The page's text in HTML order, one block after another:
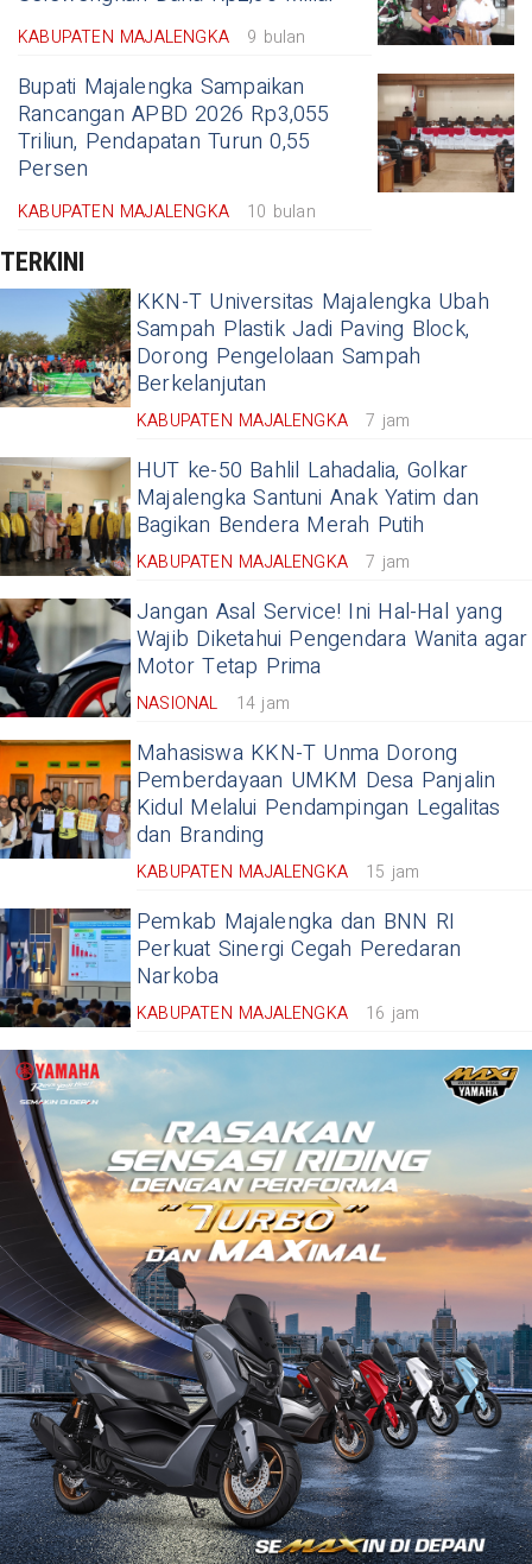
KABUPATEN MAJALENGKA 9 bulan
Bupati Majalengka Sampaikan
Rancangan APBD 2026 Rp3,055
Triliun, Pendapatan Turun 0,55
Persen
KABUPATEN MAJALENGKA 10 bulan
TERKINI
KKN-T Universitas Majalengka Ubah
Sampah Plastik Jadi Paving Block,
Dorong Pengelolaan Sampah
Berkelanjutan
KABUPATEN MAJALENGKA 7 jam
HUT ke-50 Bahlil Lahadalia, Golkar
Majalengka Santuni Anak Yatim dan
Bagikan Bendera Merah Putih
KABUPATEN MAJALENGKA 7 jam
Jangan Asal Service! Ini Hal-Hal yang
Wajib Diketahui Pengendara Wanita agar
Motor Tetap Prima
NASIONAL 14 jam
Mahasiswa KKN-T Unma Dorong
Pemberdayaan UMKM Desa Panjalin
Kidul Melalui Pendampingan Legalitas
dan Branding
KABUPATEN MAJALENGKA 15 jam
Pemkab Majalengka dan BNN RI
Perkuat Sinergi Cegah Peredaran
Narkoba
KABUPATEN MAJALENGKA 16 jam